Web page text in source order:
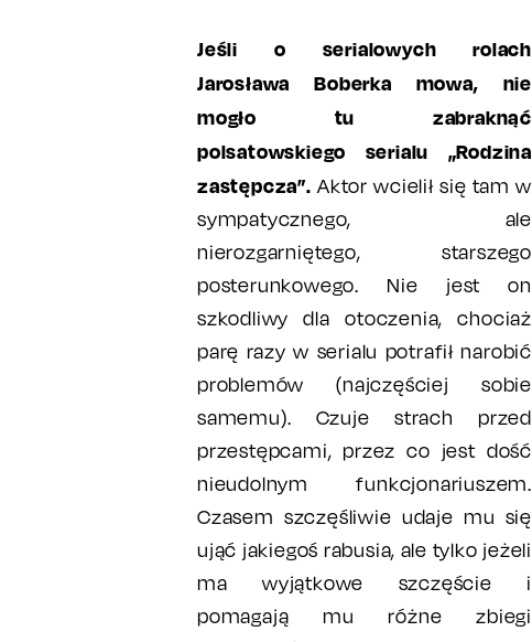
Jeśli o serialowych rolach
Jarosława Boberka mowa, nie
mogło tu zabraknąć
polsatowskiego serialu „Rodzina
zastępcza”. Aktor wcielił się tam w
sympatycznego, ale
nierozgarniętego, starszego
posterunkowego. Nie jest on
szkodliwy dla otoczenia, chociaż
parę razy w serialu potrafił narobić
problemów (najczęściej sobie
samemu). Czuje strach przed
przestępcami, przez co jest dość
nieudolnym funkcjonariuszem.
Czasem szczęśliwie udaje mu się
ująć jakiegoś rabusia, ale tylko jeżeli
ma wyjątkowe szczęście i
pomagają mu różne zbiegi